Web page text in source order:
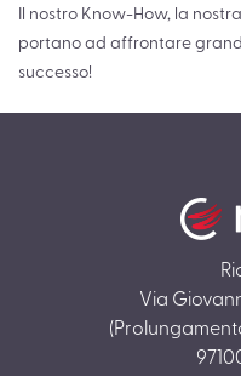
Il nostro Know-How, la
portano ad affrontare
successo!
Via